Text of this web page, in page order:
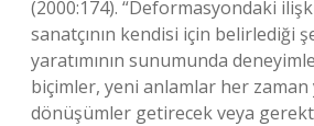
(2000:174). “Deformasyondaki
sanatçının kendisi için belirlediği
yaratımının sunumunda
biçimler, yeni anlamlar her
dönüşümler getirecek veya